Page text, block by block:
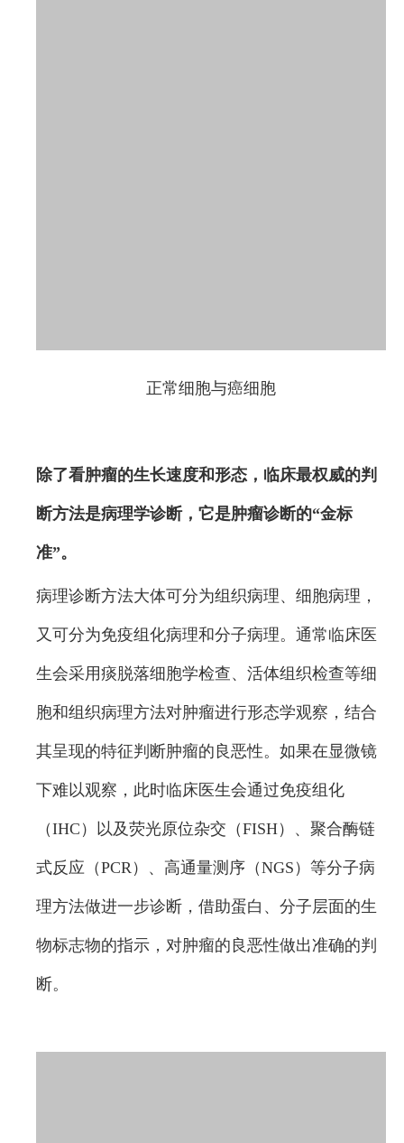
正常细胞与癌细胞
除了看肿瘤的生长速度和形态，临床最权威的判
断方法是病理学诊断，它是肿瘤诊断的“金标
准”。
病理诊断方法大体可分为组织病理、细胞病理，
又可分为免疫组化病理和分子病理。通常临床医
生会采用痰脱落细胞学检查、活体组织检查等细
胞和组织病理方法对肿瘤进行形态学观察，结合
其呈现的特征判断肿瘤的良恶性。如果在显微镜
下难以观察，此时临床医生会通过免疫组化
（IHC）以及荧光原位杂交（FISH）、聚合酶链
式反应（PCR）、高通量测序（NGS）等分子病
理方法做进一步诊断，借助蛋白、分子层面的生
物标志物的指示，对肿瘤的良恶性做出准确的判
断。